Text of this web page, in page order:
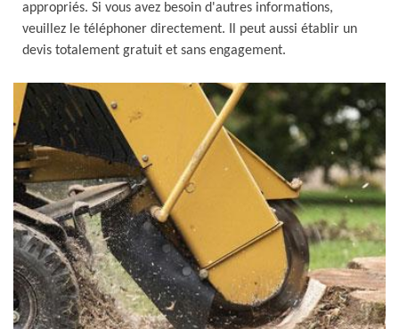
appropriés. Si vous avez besoin d'autres informations,
veuillez le téléphoner directement. Il peut aussi établir un
devis totalement gratuit et sans engagement.